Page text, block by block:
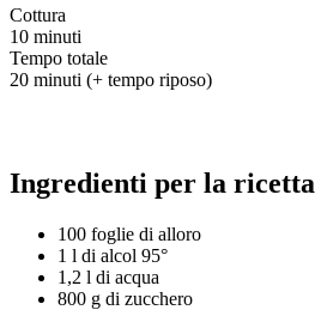
Cottura
10 minuti
Tempo totale
20 minuti (+ tempo riposo)
Ingredienti per la ricetta
100 foglie di alloro
1 l di alcol 95°
1,2 l di acqua
800 g di zucchero